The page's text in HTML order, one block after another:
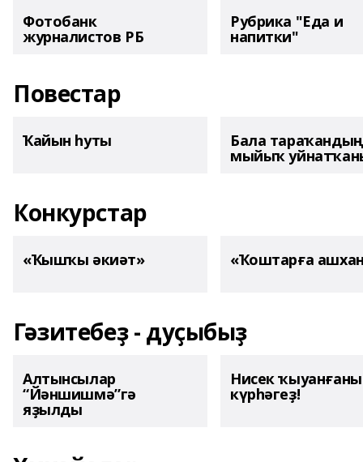
Фотобанк
журналистов РБ
Рубрика "Еда и
напитки"
Повестар
Ҡайын һуты Бала тараҡандың
мыйыҡ
Конкурстар
«Ҡышҡы әкиәт» «Ҡоштарға
Гәзитебеҙ - дуҫыбыҙ
Алтынсылар
“Йәншишмә”гә
яҙылды
Нисек
күрһәгеҙ!